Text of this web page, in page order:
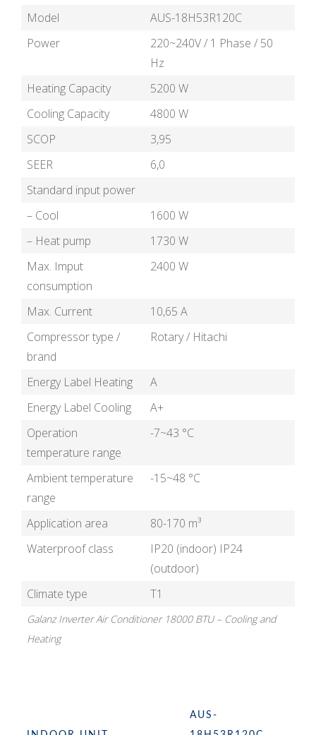
Model
AUS-18H53R120C
Power
220~240V / 1 Phase / 50
Hz
Heating Capacity
5200 W
Cooling Capacity
4800 W
SCOP
3,95
SEER
6,0
Standard input power
– Cool
1600 W
– Heat pump
1730 W
Max. Imput
consumption
2400 W
Max. Current
10,65 A
Compressor type /
brand
Rotary / Hitachi
Energy Label Heating
A
Energy Label Cooling
A+
Operation
temperature range
-7~43 °C
Ambient temperature
range
-15~48 °C
Application area
80-170 m³
Waterproof class
IP20 (indoor) IP24
(outdoor)
Climate type
T1
Galanz Inverter Air Conditioner 18000 BTU – Cooling and
Heating
AUS-